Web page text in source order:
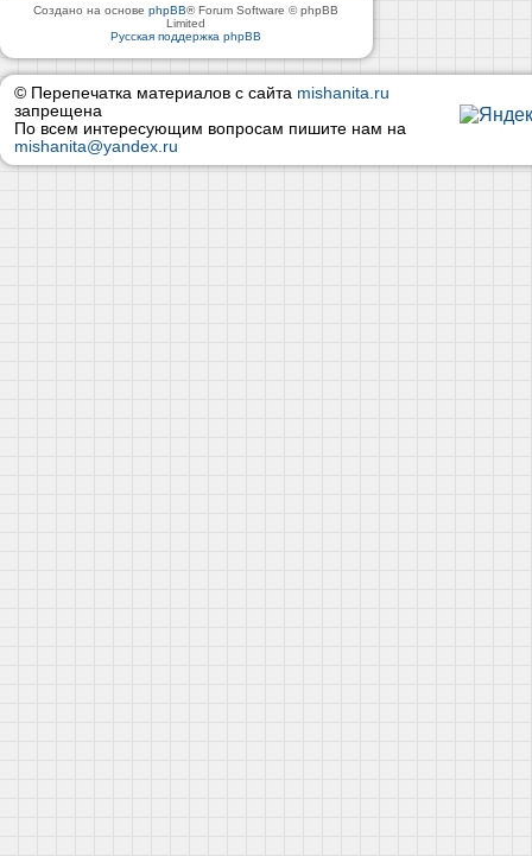
Создано на основеphpBB® Forum Software © phpBB
Limited
Русская поддержка phpBB
© Перепечатка материалов с сайта mishanita.ru
запрещена
По всем интересующим вопросам пишите нам на
mishanita@yandex.ru